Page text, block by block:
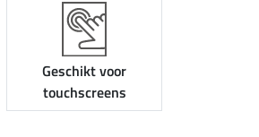
Geschikt voor
touchscreens